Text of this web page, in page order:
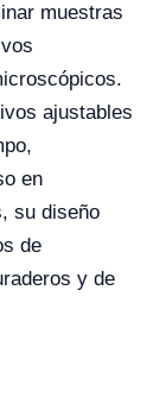
muestras
ajustables
en
su diseño
de
y de